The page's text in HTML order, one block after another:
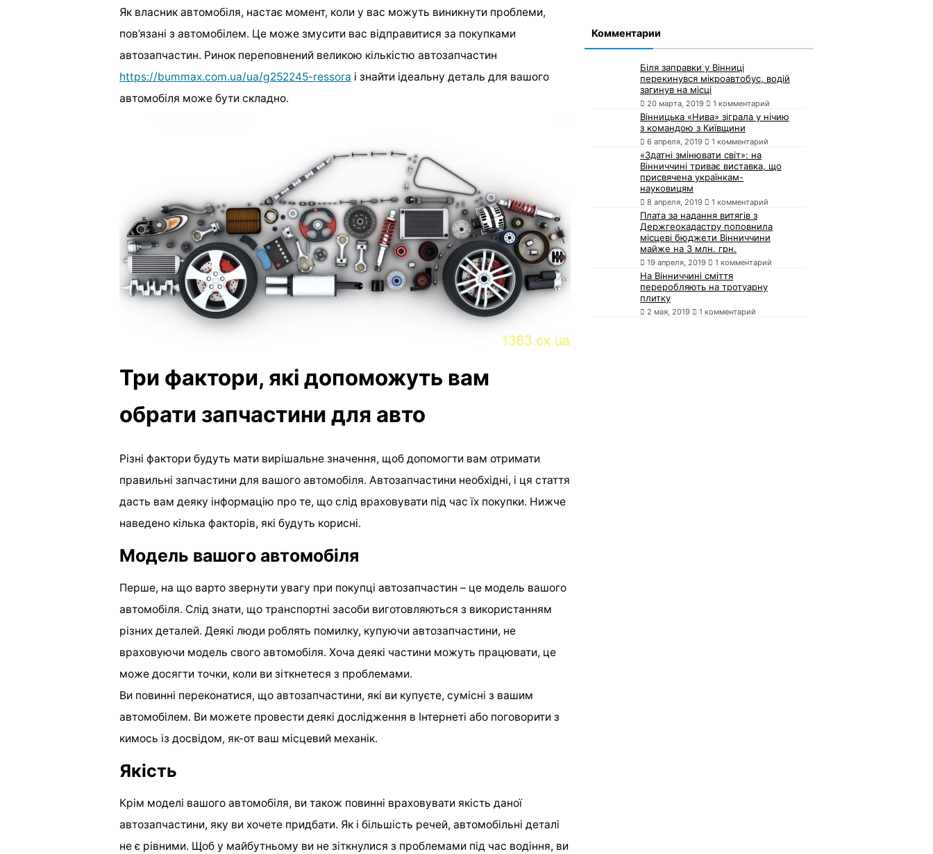
Як власник автомобіля, настає момент, коли у вас можуть виникнути проблеми,
пов’язані з автомобілем. Це може змусити вас відправитися за покупками
автозапчастин. Ринок переповнений великою кількістю автозапчастин
https://bummax.com.ua/ua/g252245-ressora і знайти ідеальну деталь для вашого
автомобіля може бути складно.
Три фактори, які допоможуть вам
обрати запчастини для авто
Різні фактори будуть мати вирішальне значення, щоб допомогти вам отримати
правильні запчастини для вашого автомобіля. Автозапчастини необхідні, і ця стаття
дасть вам деяку інформацію про те, що слід враховувати під час їх покупки. Нижче
наведено кілька факторів, які будуть корисні.
Модель вашого автомобіля
Перше, на що варто звернути увагу при покупці автозапчастин – це модель вашого
автомобіля. Слід знати, що транспортні засоби виготовляються з використанням
різних деталей. Деякі люди роблять помилку, купуючи автозапчастини, не
враховуючи модель свого автомобіля. Хоча деякі частини можуть працювати, це
може досягти точки, коли ви зіткнетеся з проблемами.
Ви повинні переконатися, що автозапчастини, які ви купуєте, сумісні з вашим
автомобілем. Ви можете провести деякі дослідження в Інтернеті або поговорити з
кимось із досвідом, як-от ваш місцевий механік.
Якість
Крім моделі вашого автомобіля, ви також повинні враховувати якість даної
автозапчастини, яку ви хочете придбати. Як і більшість речей, автомобільні деталі
не є рівними. Щоб у майбутньому ви не зіткнулися з проблемами під час водіння, ви
Комментарии
Біля заправки у Вінниці
перекинувся мікроавтобус, водій
загинув на місці
20 марта, 2019 1 комментарий
Вінницька «Нива» зіграла у нічию
з командою з Київщини
6 апреля, 2019 1 комментарий
«Здатні змінювати світ»: на
Вінниччині триває виставка, що
присвячена українкам-
науковицям
8 апреля, 2019 1 комментарий
Плата за надання витягів з
Держгеокадастру поповнила
місцеві бюджети Вінниччини
майже на 3 млн. грн.
19 апреля, 2019 1 комментарий
На Вінниччині сміття
переробляють на тротуарну
плитку
2 мая, 2019 1 комментарий